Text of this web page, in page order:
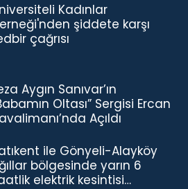
Kadınlar
şiddete karşı
çağrısı
Aygın Sanıvar’ın
Oltası” Sergisi Ercan
Açıldı
ile Gönyeli-Alayköy
bölgesinde yarın 6
elektrik kesintisi…